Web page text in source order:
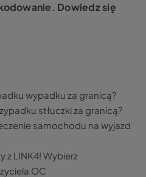
Dowiedz się
wypadku za granicą?
stłuczki za granicą?
samochodu na wyjazd
z LINK4! Wybierz
OC